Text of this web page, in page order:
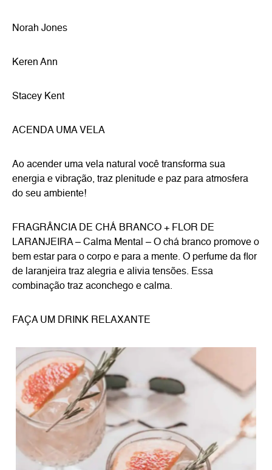
Norah Jones
Keren Ann
Stacey Kent
ACENDA UMA VELA
Ao acender uma vela natural você transforma sua
energia e vibração, traz plenitude e paz para atmosfera
do seu ambiente!
FRAGRÂNCIA DE CHÁ BRANCO + FLOR DE
LARANJEIRA – Calma Mental – O chá branco promove o
bem estar para o corpo e para a mente. O perfume da flor
de laranjeira traz alegria e alivia tensões. Essa
combinação traz aconchego e calma.
FAÇA UM DRINK RELAXANTE